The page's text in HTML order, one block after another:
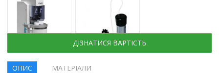
ДІЗНАТИСЯ ВАРТІСТЬ
ОПИС МАТЕРІАЛИ